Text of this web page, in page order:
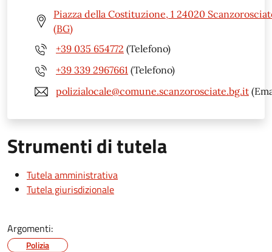
Piazza della Costituzione, 1 24020
(BG)
+39 035 654772 (Telefono)
+39 339 2967661 (Telefono)
polizialocale@comune.scanzorosciate.bg.it
Strumenti di tutela
Tutela amministrativa
Tutela giurisdizionale
Argomenti:
Polizia